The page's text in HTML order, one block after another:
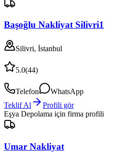
Başoğlu Nakliyat Silivri1
Silivri, İstanbul
5.0(44)
Telefon
WhatsApp
Teklif Al
Profili gör
Eşya Depolama için firma profili
Umar Nakliyat